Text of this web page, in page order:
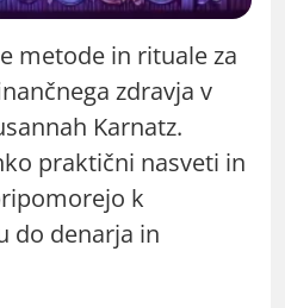
metode in rituale za
zdravja v
Karnatz.
praktični nasveti in
k
do denarja in